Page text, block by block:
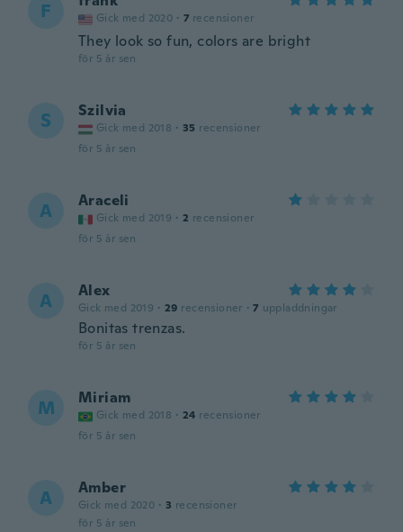
F Gick med 2020 · 7 recensioner
They look so fun, colors are bright
för 5 år sen
S Szilvia
Gick med 2018 · 35 recensioner
för 5 år sen
A Araceli
Gick med 2019 · 2 recensioner
för 5 år sen
A Alex
Gick med 2019 · 29 recensioner · 7 uppladdningar
Bonitas trenzas.
för 5 år sen
M Miriam
Gick med 2018 · 24 recensioner
för 5 år sen
A Amber
Gick med 2020 · 3 recensioner
för 5 år sen